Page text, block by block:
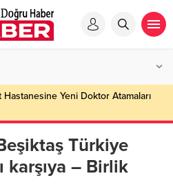
Hastanesine Yeni Doktor Atamaları
Türkiye
karşıya – Birlik